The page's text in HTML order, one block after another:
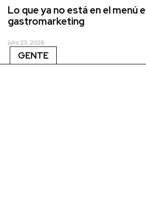
Lo que ya no está en el menú
gastromarketing
julio 23, 2026
GENTE